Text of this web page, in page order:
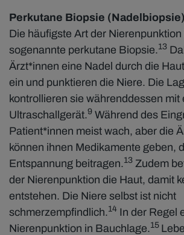
Perkutane Biopsie (Nadelbiopsie)
Die häufigste Art der Nierenpunktion
sogenannte perkutane Biopsie.13
Ärzt*innen eine Nadel durch die
ein und punktieren die Niere. Die
kontrollieren sie währenddessen mit
Ultraschallgerät.9 Während des
Patient*innen meist wach, aber die
können ihnen Medikamente geben,
Entspannung beitragen.13 Zudem
der Nierenpunktion die Haut, damit
entstehen. Die Niere selbst ist nicht
schmerzempfindlich.14 In der Regel
Nierenpunktion in Bauchlage.15